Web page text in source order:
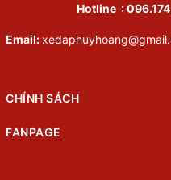
Hotline :
Email:
CHÍNH SÁCH
FANPAGE